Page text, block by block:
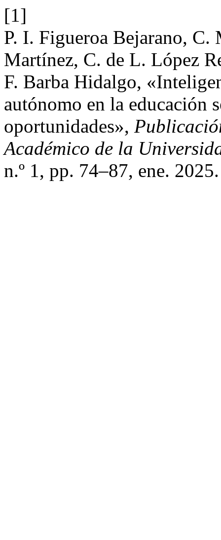
[1]
P. I. Figueroa Bejarano, C.
Martínez, C. de L. López
F. Barba Hidalgo,
autónomo en la educación
oportunidades»,
Académico de la
n.º 1, pp. 74–87, ene. 2025.